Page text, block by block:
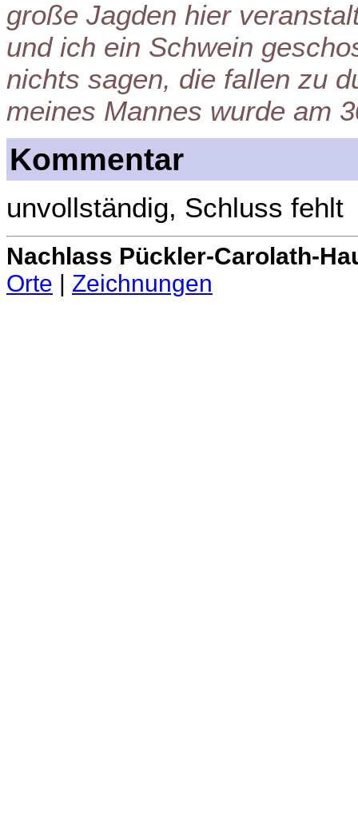
große Jagden hier
und ich ein Schwein
nichts sagen, die fallen zu
meines Mannes wurde am
Kommentar
unvollständig, Schluss fehlt
Nachlass Pückler-Carolath-
Orte | Zeichnungen